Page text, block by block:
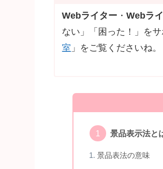
Webライター ・Webラ
ない」「困った！」を
室 」をご覧くださいね。
景品表示法と
景品表法の意味